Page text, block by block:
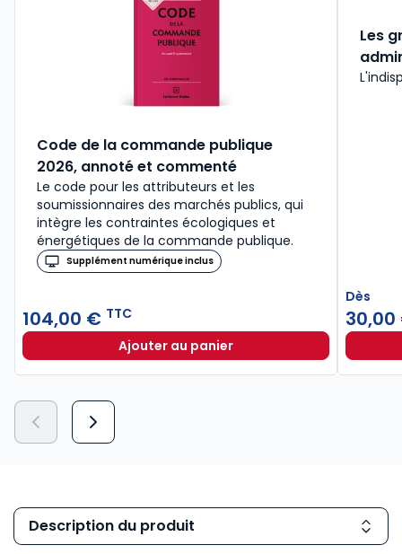
Code de la commande publique
2026, annoté et commenté
Le code pour les attributeurs et les
soumissionnaires des marchés publics, qui
intègre les contraintes écologiques et
énergétiques de la commande publique.
Supplément numérique inclus
104,00 € TTC
Ajouter au panierCode de la commande publique
Les
Dès
Description du produit